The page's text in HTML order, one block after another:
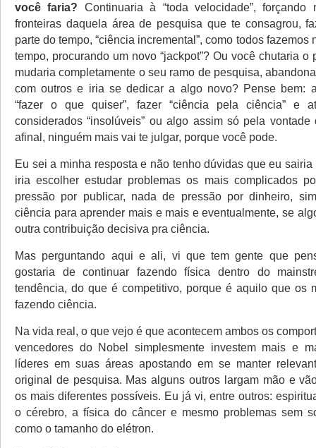
você faria? Continuaria à “toda velocidade”,
fronteiras daquela área de pesquisa que te consagrou,
parte do tempo, “ciência incremental”, como todos fazemos
tempo, procurando um novo “jackpot”? Ou você chutaria o
mudaria completamente o seu ramo de pesquisa,
com outros e iria se dedicar a algo novo? Pense bem:
“fazer o que quiser”, fazer “ciência pela ciência” e
considerados “insolúveis” ou algo assim só pela vontade
afinal, ninguém mais vai te julgar, porque você pode.
Eu sei a minha resposta e não tenho dúvidas que eu
iria escolher estudar problemas os mais complicados
pressão por publicar, nada de pressão por dinheiro,
ciência para aprender mais e mais e eventualmente, se
outra contribuição decisiva pra ciência.
Mas perguntando aqui e ali, vi que tem gente que
gostaria de continuar fazendo física dentro do
tendência, do que é competitivo, porque é aquilo que os
fazendo ciência.
Na vida real, o que vejo é que acontecem ambos os
vencedores do Nobel simplesmente investem mais e
líderes em suas áreas apostando em se manter
original de pesquisa. Mas alguns outros largam mão e
os mais diferentes possíveis. Eu já vi, entre outros:
o cérebro, a física do câncer e mesmo problemas sem
como o tamanho do elétron.